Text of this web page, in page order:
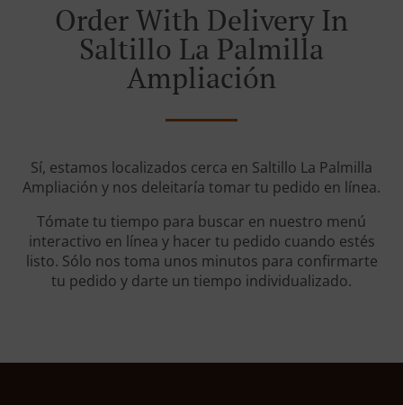
Order With Delivery In
Saltillo La Palmilla
Ampliación
Sí, estamos localizados cerca en Saltillo La Palmilla
Ampliación y nos deleitaría tomar tu pedido en línea.
Tómate tu tiempo para buscar en nuestro menú
interactivo en línea y hacer tu pedido cuando estés
listo. Sólo nos toma unos minutos para confirmarte
tu pedido y darte un tiempo individualizado.